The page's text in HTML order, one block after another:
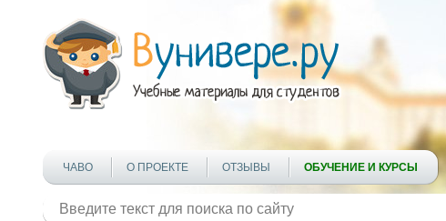
ЧАВО О ПРОЕКТЕ ОТЗЫВЫ ОБУЧЕНИЕ И КУРСЫ